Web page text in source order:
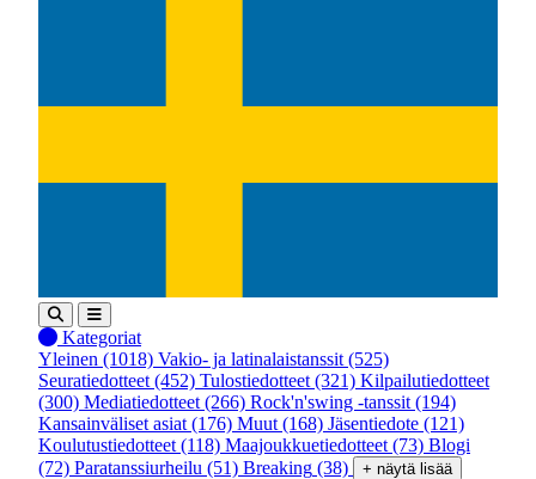
Kategoriat
Yleinen (1018) Vakio- ja latinalaistanssit (525)
Seuratiedotteet (452) Tulostiedotteet (321) Kilpailutiedotteet
(300) Mediatiedotteet (266) Rock'n'swing -tanssit (194)
Kansainväliset asiat (176) Muut (168) Jäsentiedote (121)
Koulutustiedotteet (118) Maajoukkuetiedotteet (73) Blogi
(72) Paratanssiurheilu (51) Breaking (38) + näytä lisää